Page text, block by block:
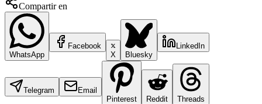
Compartir en
WhatsApp
Facebook
X
Bluesky
LinkedIn
Telegram
Email
Pinterest
Reddit Threads